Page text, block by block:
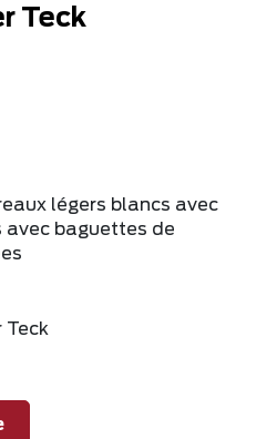
Teck
légers blancs avec
baguettes de
Teck